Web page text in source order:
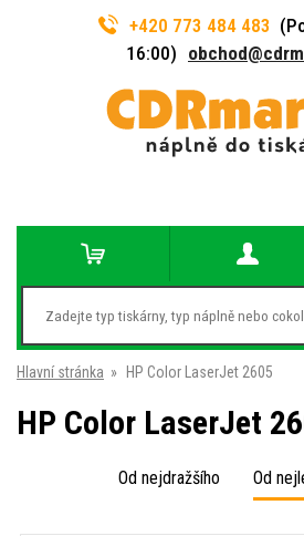
+420 773 484 483
16:00)
Hlavní stránka » HP Color LaserJet 2605
HP Color LaserJet
Od nejdražšího Od